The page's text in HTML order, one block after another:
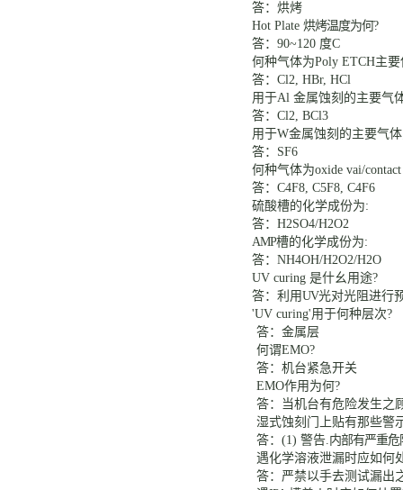
答：烘烤
Hot Plate 烘烤温度为何?
答： 90~120 度C
何种气体为Poly ETCH主
答： Cl2, HBr, HCl
用于Al 金属蚀刻的主要气
答： Cl2, BCl3
用于W金属蚀刻的主要气
答： SF6
何种气体为oxide vai/
答： C4F8, C5F8, C4F6
硫酸槽的化学成份为:
答： H2SO4/H2O2
AMP槽的化学成份为:
答： NH4OH/H2O2/H2O
UV curing 是什幺用途?
答：利用UV光对光阻进行
'UV curing'用于何种层次?
答：金属层
何谓EMO?
答：机台紧急开关
EMO作用为何?
答：当机台有危险发生之
湿式蚀刻门上贴有那些警
答： (1) 警告.内部有严重危
遇化学溶液泄漏时应如何
答：严禁以手去测试漏出